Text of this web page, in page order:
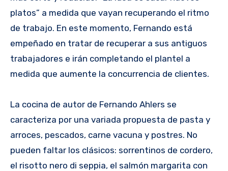
platos” a medida que vayan recuperando el ritmo
de trabajo. En este momento, Fernando está
empeñado en tratar de recuperar a sus antiguos
trabajadores e irán completando el plantel a
medida que aumente la concurrencia de clientes.
La cocina de autor de Fernando Ahlers se
caracteriza por una variada propuesta de pasta y
arroces, pescados, carne vacuna y postres. No
pueden faltar los clásicos: sorrentinos de cordero,
el risotto nero di seppia, el salmón margarita con